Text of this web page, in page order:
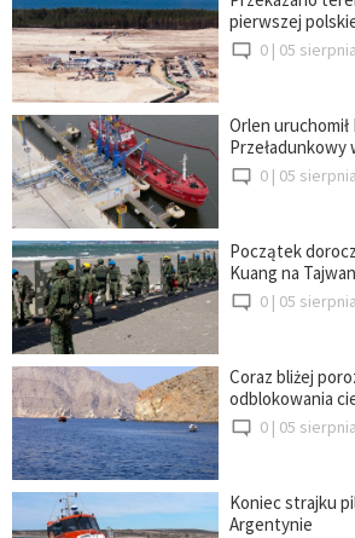
pierwszej
0 | 05
Orlen
Przeładunkowy
0 | 05
Początek
Kuang na
0 | 05
Coraz bliżej
odblokowania
0 | 05
Koniec strajku
Argentynie